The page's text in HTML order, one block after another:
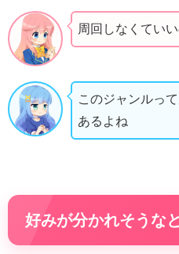
周回しなくてい
このジャンルっ
あるよね
好みが分かれそうな